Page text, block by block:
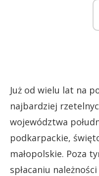
Już od wielu lat na
najbardziej
województwa
podkarpackie,
małopolskie. Poza
spłacaniu